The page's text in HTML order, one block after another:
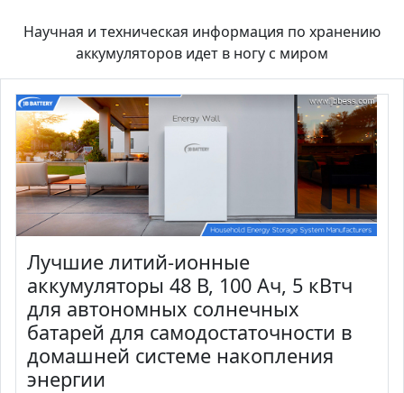
Научная и техническая информация по хранению
аккумуляторов идет в ногу с миром
Лучшие литий-ионные
аккумуляторы 48 В, 100 Ач, 5 кВтч
для автономных солнечных
батарей для самодостаточности в
домашней системе накопления
энергии